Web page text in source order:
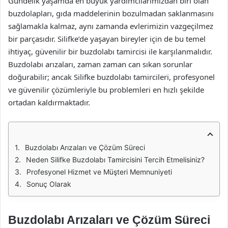
buzdolapları, gıda maddelerinin bozulmadan saklanmasını
sağlamakla kalmaz, aynı zamanda evlerimizin vazgeçilmez
bir parçasıdır. Silifke’de yaşayan bireyler için de bu temel
ihtiyaç, güvenilir bir buzdolabı tamircisi ile karşılanmalıdır.
Buzdolabı arızaları, zaman zaman can sıkan sorunlar
doğurabilir; ancak Silifke buzdolabı tamircileri, profesyonel
ve güvenilir çözümleriyle bu problemleri en hızlı şekilde
ortadan kaldırmaktadır.
Buzdolabı Arızaları ve Çözüm Süreci
Neden Silifke Buzdolabı Tamircisini Tercih Etmelisiniz?
Profesyonel Hizmet ve Müşteri Memnuniyeti
Sonuç Olarak
Buzdolabı Arızaları ve Çözüm Süreci